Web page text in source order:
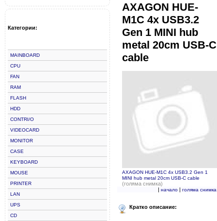
Категории:
MAINBOARD
CPU
FAN
RAM
FLASH
HDD
CONTRI/O
VIDEOCARD
MONITOR
CASE
KEYBOARD
MOUSE
PRINTER
LAN
UPS
CD
AXAGON HUE-
M1C 4x USB3.2
Gen 1 MINI hub
metal 20cm USB-C
cable
AXAGON HUE-M1C 4x USB3.2 Gen 1
MINI hub metal 20cm USB-C cable
(голяма снимка)
| начало| голяма снимка
Кратко описание: